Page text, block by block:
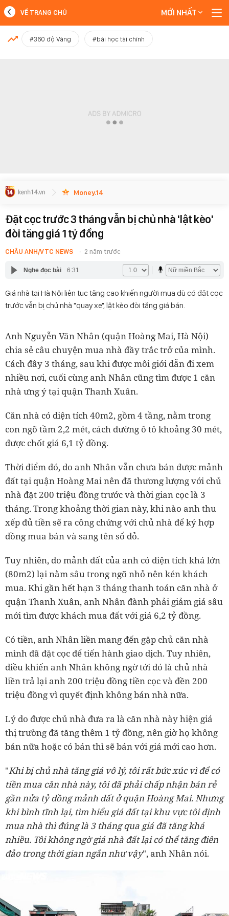
MỚI NHẤT
VỀ TRANG CHỦ MỚI NHẤT
#360 độ Vàng #bài học tài chính
Money.14
Đặt cọc trước 3 tháng vẫn bị chủ nhà 'lật kèo'
đòi tăng giá 1 tỷ đồng
CHÂU ANH/VTC NEWS 2 năm trước
Nghe đọc bài 6:31
Giá nhà tại Hà Nội liên tục tăng cao khiến người mua dù có đặt cọc
trước vẫn bị chủ nhà "quay xe", lật kèo đòi tăng giá bán.
Anh Nguyễn Văn Nhân (quận Hoàng Mai, Hà Nội)
chia sẻ câu chuyện mua nhà đầy trắc trở của mình.
Cách đây 3 tháng, sau khi được môi giới dẫn đi xem
nhiều nơi, cuối cùng anh Nhân cũng tìm được 1 căn
nhà ưng ý tại quận Thanh Xuân.
Căn nhà có diện tích 40m2, gồm 4 tầng, nằm trong
con ngõ tầm 2,2 mét, cách đường ô tô khoảng 30 mét,
được chốt giá 6,1 tỷ đồng.
Thời điểm đó, do anh Nhân vẫn chưa bán được mảnh
đất tại quận Hoàng Mai nên đã thương lượng với chủ
nhà đặt 200 triệu đồng trước và thời gian cọc là 3
tháng. Trong khoảng thời gian này, khi nào anh thu
xếp đủ tiền sẽ ra công chứng với chủ nhà để ký hợp
đồng mua bán và sang tên sổ đỏ.
Tuy nhiên, do mảnh đất của anh có diện tích khá lớn
(80m2) lại nằm sâu trong ngõ nhỏ nên kén khách
mua. Khi gần hết hạn 3 tháng thanh toán căn nhà ở
quận Thanh Xuân, anh Nhân đành phải giảm giá sâu
mới tìm được khách mua đất với giá 6,2 tỷ đồng.
Có tiền, anh Nhân liền mang đến gặp chủ căn nhà
mình đã đặt cọc để tiến hành giao dịch. Tuy nhiên,
điều khiến anh Nhân không ngờ tới đó là chủ nhà
liền trả lại anh 200 triệu đồng tiền cọc và đền 200
triệu đồng vì quyết định không bán nhà nữa.
Lý do được chủ nhà đưa ra là căn nhà này hiện giá
thị trường đã tăng thêm 1 tỷ đồng, nên giờ họ không
bán nữa hoặc có bán thì sẽ bán với giá mới cao hơn.
"Khi bị chủ nhà tăng giá vô lý, tôi rất bức xúc vì để có
tiền mua căn nhà này, tôi đã phải chấp nhận bán rẻ
gần nửa tỷ đồng mảnh đất ở quận Hoàng Mai. Nhưng
khi bình tĩnh lại, tìm hiểu giá đất tại khu vực tôi định
mua nhà thì đúng là 3 tháng qua giá đã tăng khá
nhiều. Tôi không ngờ giá nhà đất lại có thể tăng điên
đảo trong thời gian ngắn như vậy", anh Nhân nói.